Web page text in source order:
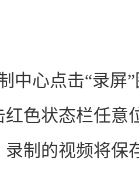
心点击“录屏”
红色状态栏任意
录制的视频将保